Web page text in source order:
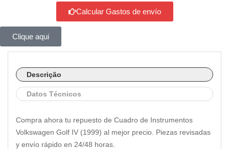
Calcular Gastos de envío
Clique aqui
Descrição
Datos Técnicos
Compra ahora tu repuesto de Cuadro de Instrumentos
Volkswagen Golf IV (1999) al mejor precio. Piezas revisadas
y envío rápido en 24/48 horas.